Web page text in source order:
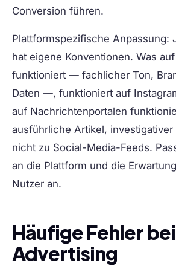
Conversion führen.
Plattformspezifische Anpassung:
hat eigene Konventionen. Was
funktioniert — fachlicher Ton,
Daten —, funktioniert auf
auf Nachrichtenportalen
ausführliche Artikel,
nicht zu Social-Media-Feeds.
an die Plattform und die
Nutzer an.
Häufige Fehler
Advertising